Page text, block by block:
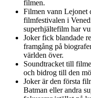
filmen.
Filmen vann Lejonet
filmfestivalen i
superhjältefilm har
Joker fick blandade
framgång på
världen över.
Soundtracket till
och bidrog till den
Joker är den första
Batman eller andra